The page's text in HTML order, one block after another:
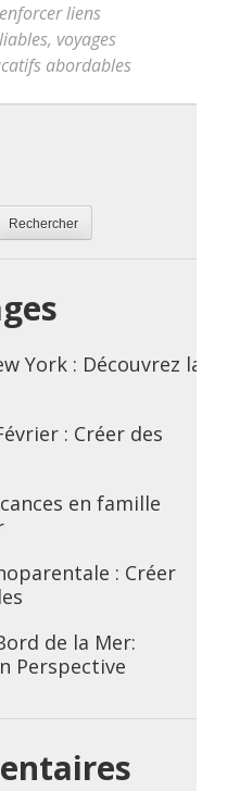
liens
, voyages
abordables
Rechercher
York : Découvrez la
: Créer des
en famille
: Créer
de la Mer:
Perspective